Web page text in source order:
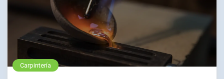
Carpintería